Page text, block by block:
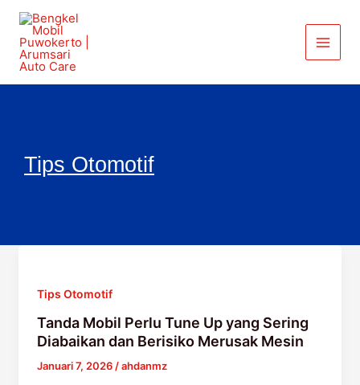
Lewati
konten
Tips Otomotif
Tips Otomotif
Tanda Mobil Perlu Tune Up yang Sering
Diabaikan dan Berisiko Merusak Mesin
Januari 7, 2026/ahdanmz
Perlu
Tune
Up
Sering